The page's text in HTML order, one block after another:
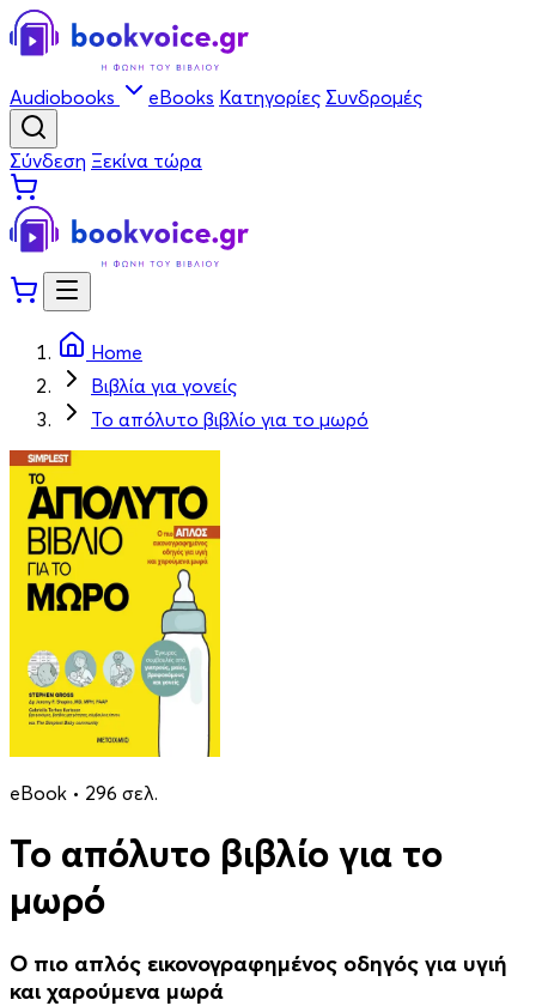
Audiobooks eBooks Κατηγορίες Συνδρομές
Σύνδεση Ξεκίνα τώρα
Home
Βιβλία για γονείς
Το απόλυτο βιβλίο για το μωρό
eBook • 296 σελ.
Το απόλυτο βιβλίο για το
μωρό
Ο πιο απλός εικονογραφημένος οδηγός για υγιή
και χαρούμενα μωρά